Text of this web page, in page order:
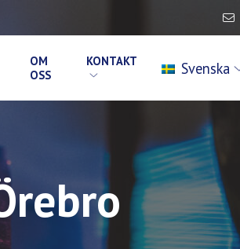
OM
OSS
KONTAKT Svenska